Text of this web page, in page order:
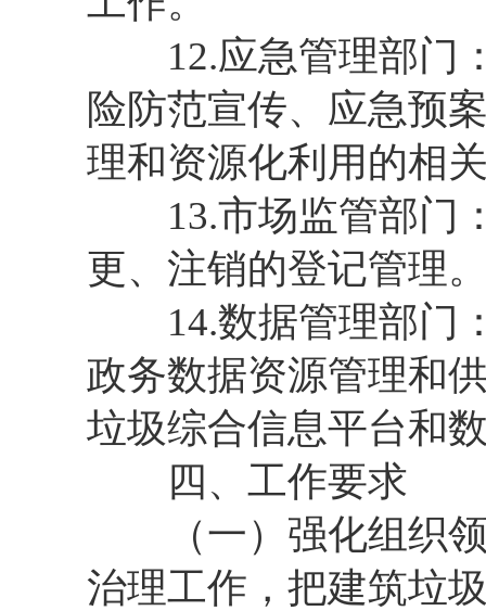
12.应急管理部门：
险防范宣传、应急预
理和资源化利用的相
13.市场监管部门：
更、注销的登记管理
14.数据管理部门：
政务数据资源管理和
垃圾综合信息平台和
四、工作要求
（一）强化组织领
治理工作，把建筑垃